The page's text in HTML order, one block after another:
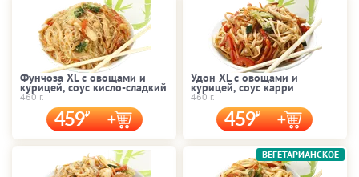
Фунчоза XL с овощами и
курицей, соус кисло-сладкий
460 г.
459
Удон XL с овощами и
курицей, соус карри
460 г.
459
ВЕГЕТАРИАНСКОЕ